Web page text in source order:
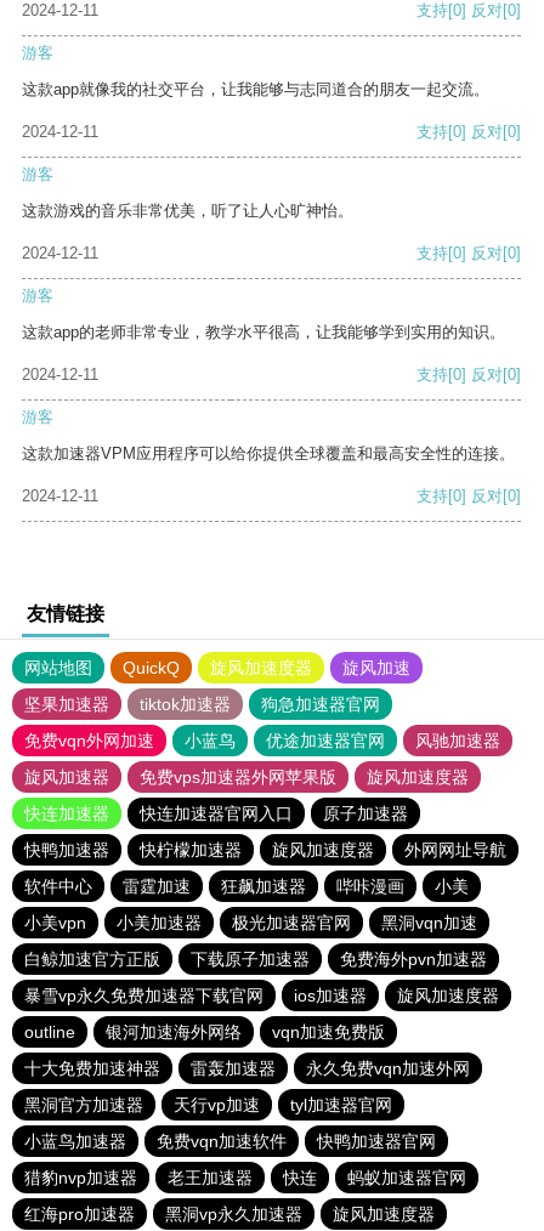
2024-12-11
支持[0] 反对[0]
游客
这款app就像我的社交平台，让我能够与志同道合的朋友一起交流。
2024-12-11 支持[0] 反对[0]
游客
这款游戏的音乐非常优美，听了让人心旷神怡。
2024-12-11 支持[0] 反对[0]
游客
这款app的老师非常专业，教学水平很高，让我能够学到实用的知识。
2024-12-11 支持[0] 反对[0]
游客
这款加速器VPM应用程序可以给你提供全球覆盖和最高安全性的连接。
2024-12-11 支持[0] 反对[0]
友情链接
网站地图 QuickQ 旋风加速度器
旋风加速
坚果加速器
tiktok加速器
狗急加速器官网
免费vqn外网加速
小蓝鸟 优途加速器官网
风驰加速器
旋风加速器
免费vps加速器外网苹果版
旋风加速度器
快连加速器
快连加速器官网入口
原子加速器
快鸭加速器
快柠檬加速器 旋风加速度器
外网网址导航
软件中心
雷霆加速 狂飙加速器 哔咔漫画
小美
小美vpn
小美加速器 极光加速器官网
黑洞vqn加速
白鲸加速官方正版
下载原子加速器
免费海外pvn加速器
暴雪vp永久免费加速器下载官网
ios加速器
旋风加速度器
outline
银河加速海外网络
vqn加速免费版
十大免费加速神器
雷轰加速器
永久免费vqn加速外网
黑洞官方加速器
天行vp加速
tyl加速器官网
小蓝鸟加速器
免费vqn加速软件
快鸭加速器官网
猎豹nvp加速器
老王加速器 快连
蚂蚁加速器官网
红海pro加速器
黑洞vp永久加速器 旋风加速度器